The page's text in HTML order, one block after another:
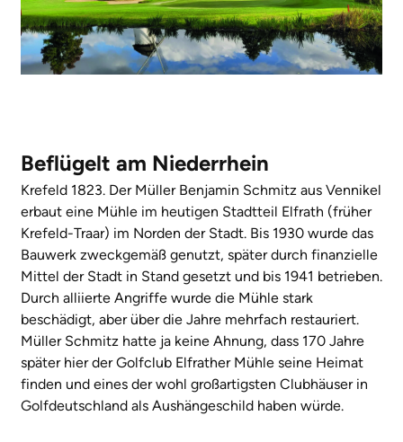
Beflügelt am Niederrhein
Krefeld 1823. Der Müller Benjamin Schmitz aus Vennikel
erbaut eine Mühle im heutigen Stadtteil Elfrath (früher
Krefeld-Traar) im Norden der Stadt. Bis 1930 wurde das
Bauwerk zweckgemäß genutzt, später durch finanzielle
Mittel der Stadt in Stand gesetzt und bis 1941 betrieben.
Durch alliierte Angriffe wurde die Mühle stark
beschädigt, aber über die Jahre mehrfach restauriert.
Müller Schmitz hatte ja keine Ahnung, dass 170 Jahre
später hier der Golfclub Elfrather Mühle seine Heimat
finden und eines der wohl großartigsten Clubhäuser in
Golfdeutschland als Aushängeschild haben würde.